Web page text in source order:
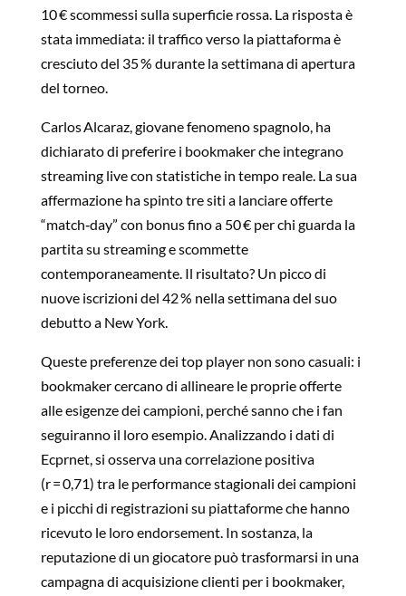
10 € scommessi sulla superficie rossa. La risposta è
stata immediata: il traffico verso la piattaforma è
cresciuto del 35 % durante la settimana di apertura
del torneo.
Carlos Alcaraz, giovane fenomeno spagnolo, ha
dichiarato di preferire i bookmaker che integrano
streaming live con statistiche in tempo reale. La sua
affermazione ha spinto tre siti a lanciare offerte
“match‑day” con bonus fino a 50 € per chi guarda la
partita su streaming e scommette
contemporaneamente. Il risultato? Un picco di
nuove iscrizioni del 42 % nella settimana del suo
debutto a New York.
Queste preferenze dei top player non sono casuali: i
bookmaker cercano di allineare le proprie offerte
alle esigenze dei campioni, perché sanno che i fan
seguiranno il loro esempio. Analizzando i dati di
Ecprnet, si osserva una correlazione positiva
(r = 0,71) tra le performance stagionali dei campioni
e i picchi di registrazioni su piattaforme che hanno
ricevuto le loro endorsement. In sostanza, la
reputazione di un giocatore può trasformarsi in una
campagna di acquisizione clienti per i bookmaker,